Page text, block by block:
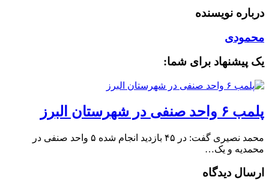
درباره نویسنده
محمودی
یک پیشنهاد برای شما:
پلمب ۶ واحد صنفی در شهرستان البرز
محمد نصیری گفت: در ۴۵ بازدید انجام شده ۵ واحد صنفی در
محمدیه و یک…
ارسال دیدگاه